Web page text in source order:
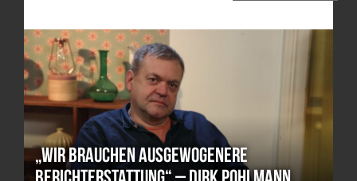
„Wir brauchen ausgewogenere